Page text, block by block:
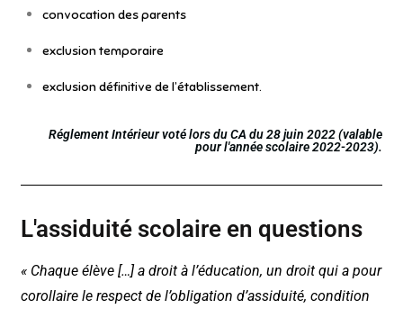
convocation des parents
exclusion temporaire
exclusion définitive de l’établissement.
Réglement Intérieur voté lors du CA du 28 juin 2022 (valable
pour l'année scolaire 2022-2023).
L'assiduité scolaire en questions
« Chaque élève […] a droit à l’éducation, un droit qui a pour
corollaire le respect de l’obligation d’assiduité, condition